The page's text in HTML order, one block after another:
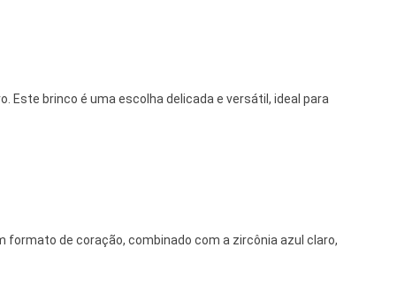
Este brinco é uma escolha delicada e versátil, ideal para
formato de coração, combinado com a zircônia azul claro,